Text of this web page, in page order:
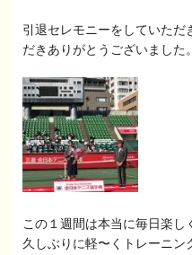
引退セレモニーをしていただ
だきありがとうございました。
この１週間は本当に毎日楽し
久しぶりに軽〜くトレーニン